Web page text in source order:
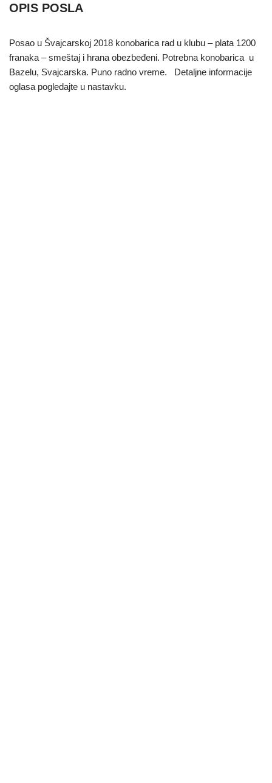
OPIS POSLA
Posao u Švajcarskoj 2018 konobarica rad u klubu – plata 1200
franaka – smeštaj i hrana obezbeđeni. Potrebna konobarica u
Bazelu, Svajcarska. Puno radno vreme. Detaljne informacije
oglasa pogledajte u nastavku.